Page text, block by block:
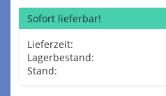
Sofort lieferbar!
Lieferzeit:
Lagerbestand:
Stand: